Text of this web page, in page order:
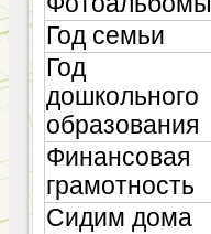
Год семьи
Год
дошкольного
образования
Финансовая
грамотность
Сидим дома